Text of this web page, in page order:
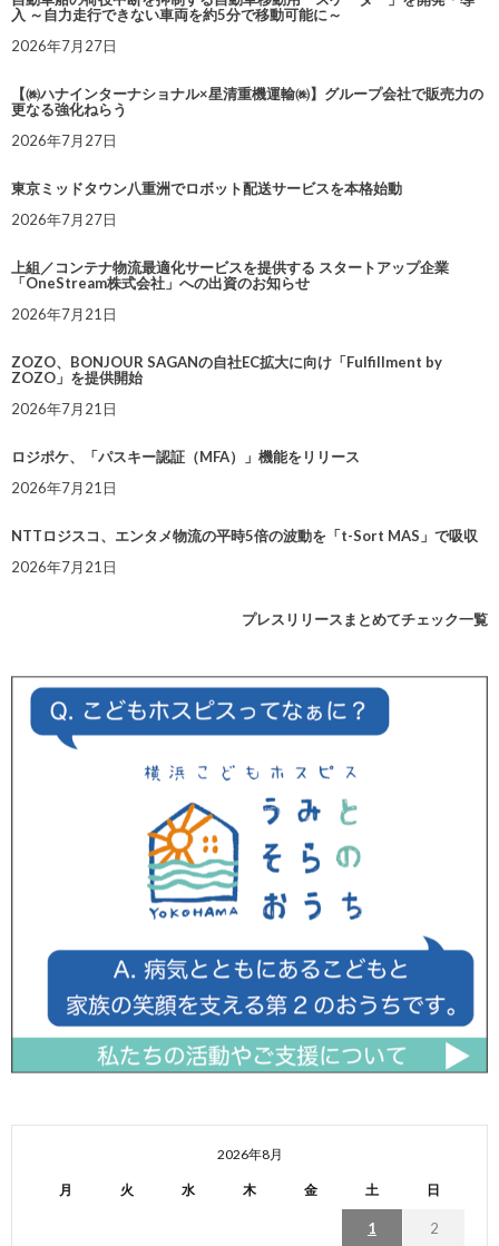
入 ～自力走行できない車両を約5分で移動可能に～
2026年7月27日
【㈱ハナインターナショナル×星清重機運輸㈱】グループ会社で販売力の
更なる強化ねらう
2026年7月27日
東京ミッドタウン八重洲でロボット配送サービスを本格始動
2026年7月27日
上組／コンテナ物流最適化サービスを提供する スタートアップ企業
「OneStream株式会社」への出資のお知らせ
2026年7月21日
ZOZO、BONJOUR SAGANの自社EC拡大に向け「Fulfillment by
ZOZO」を提供開始
2026年7月21日
ロジポケ、「パスキー認証（MFA）」機能をリリース
2026年7月21日
NTTロジスコ、エンタメ物流の平時5倍の波動を「t-Sort MAS」で吸収
2026年7月21日
プレスリリースまとめてチェック一覧
2026年8月
月 火 水 木 金 土 日
1 2